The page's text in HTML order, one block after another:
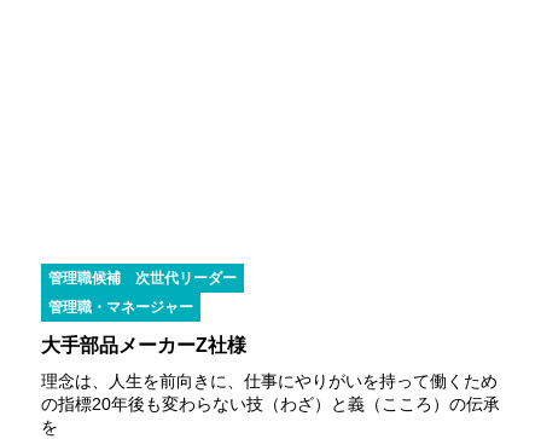
管理職候補
次世代リーダー
管理職・マネージャー
大手部品メーカーZ社様
理念は、人生を前向きに、仕事にやりがいを持って働くため
の指標20年後も変わらない技（わざ）と義（こころ）の伝承
を